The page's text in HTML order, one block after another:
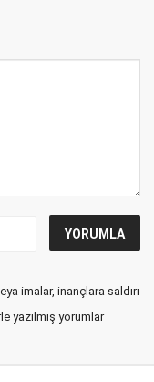
imalar, inançlara saldırı
yazılmış yorumlar